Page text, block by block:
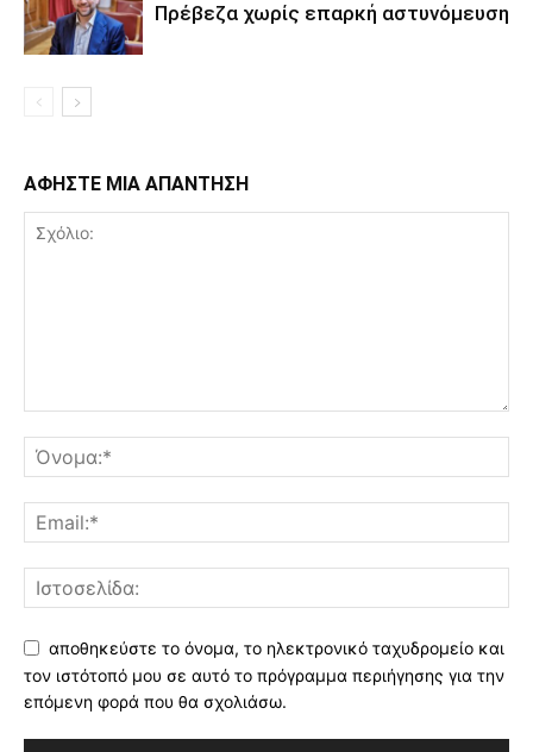
Πρέβεζα χωρίς επαρκή αστυνόμευση
ΑΦΗΣΤΕ ΜΙΑ ΑΠΑΝΤΗΣΗ
αποθηκεύστε το όνομα, το ηλεκτρονικό ταχυδρομείο και
τον ιστότοπό μου σε αυτό το πρόγραμμα περιήγησης για την
επόμενη φορά που θα σχολιάσω.